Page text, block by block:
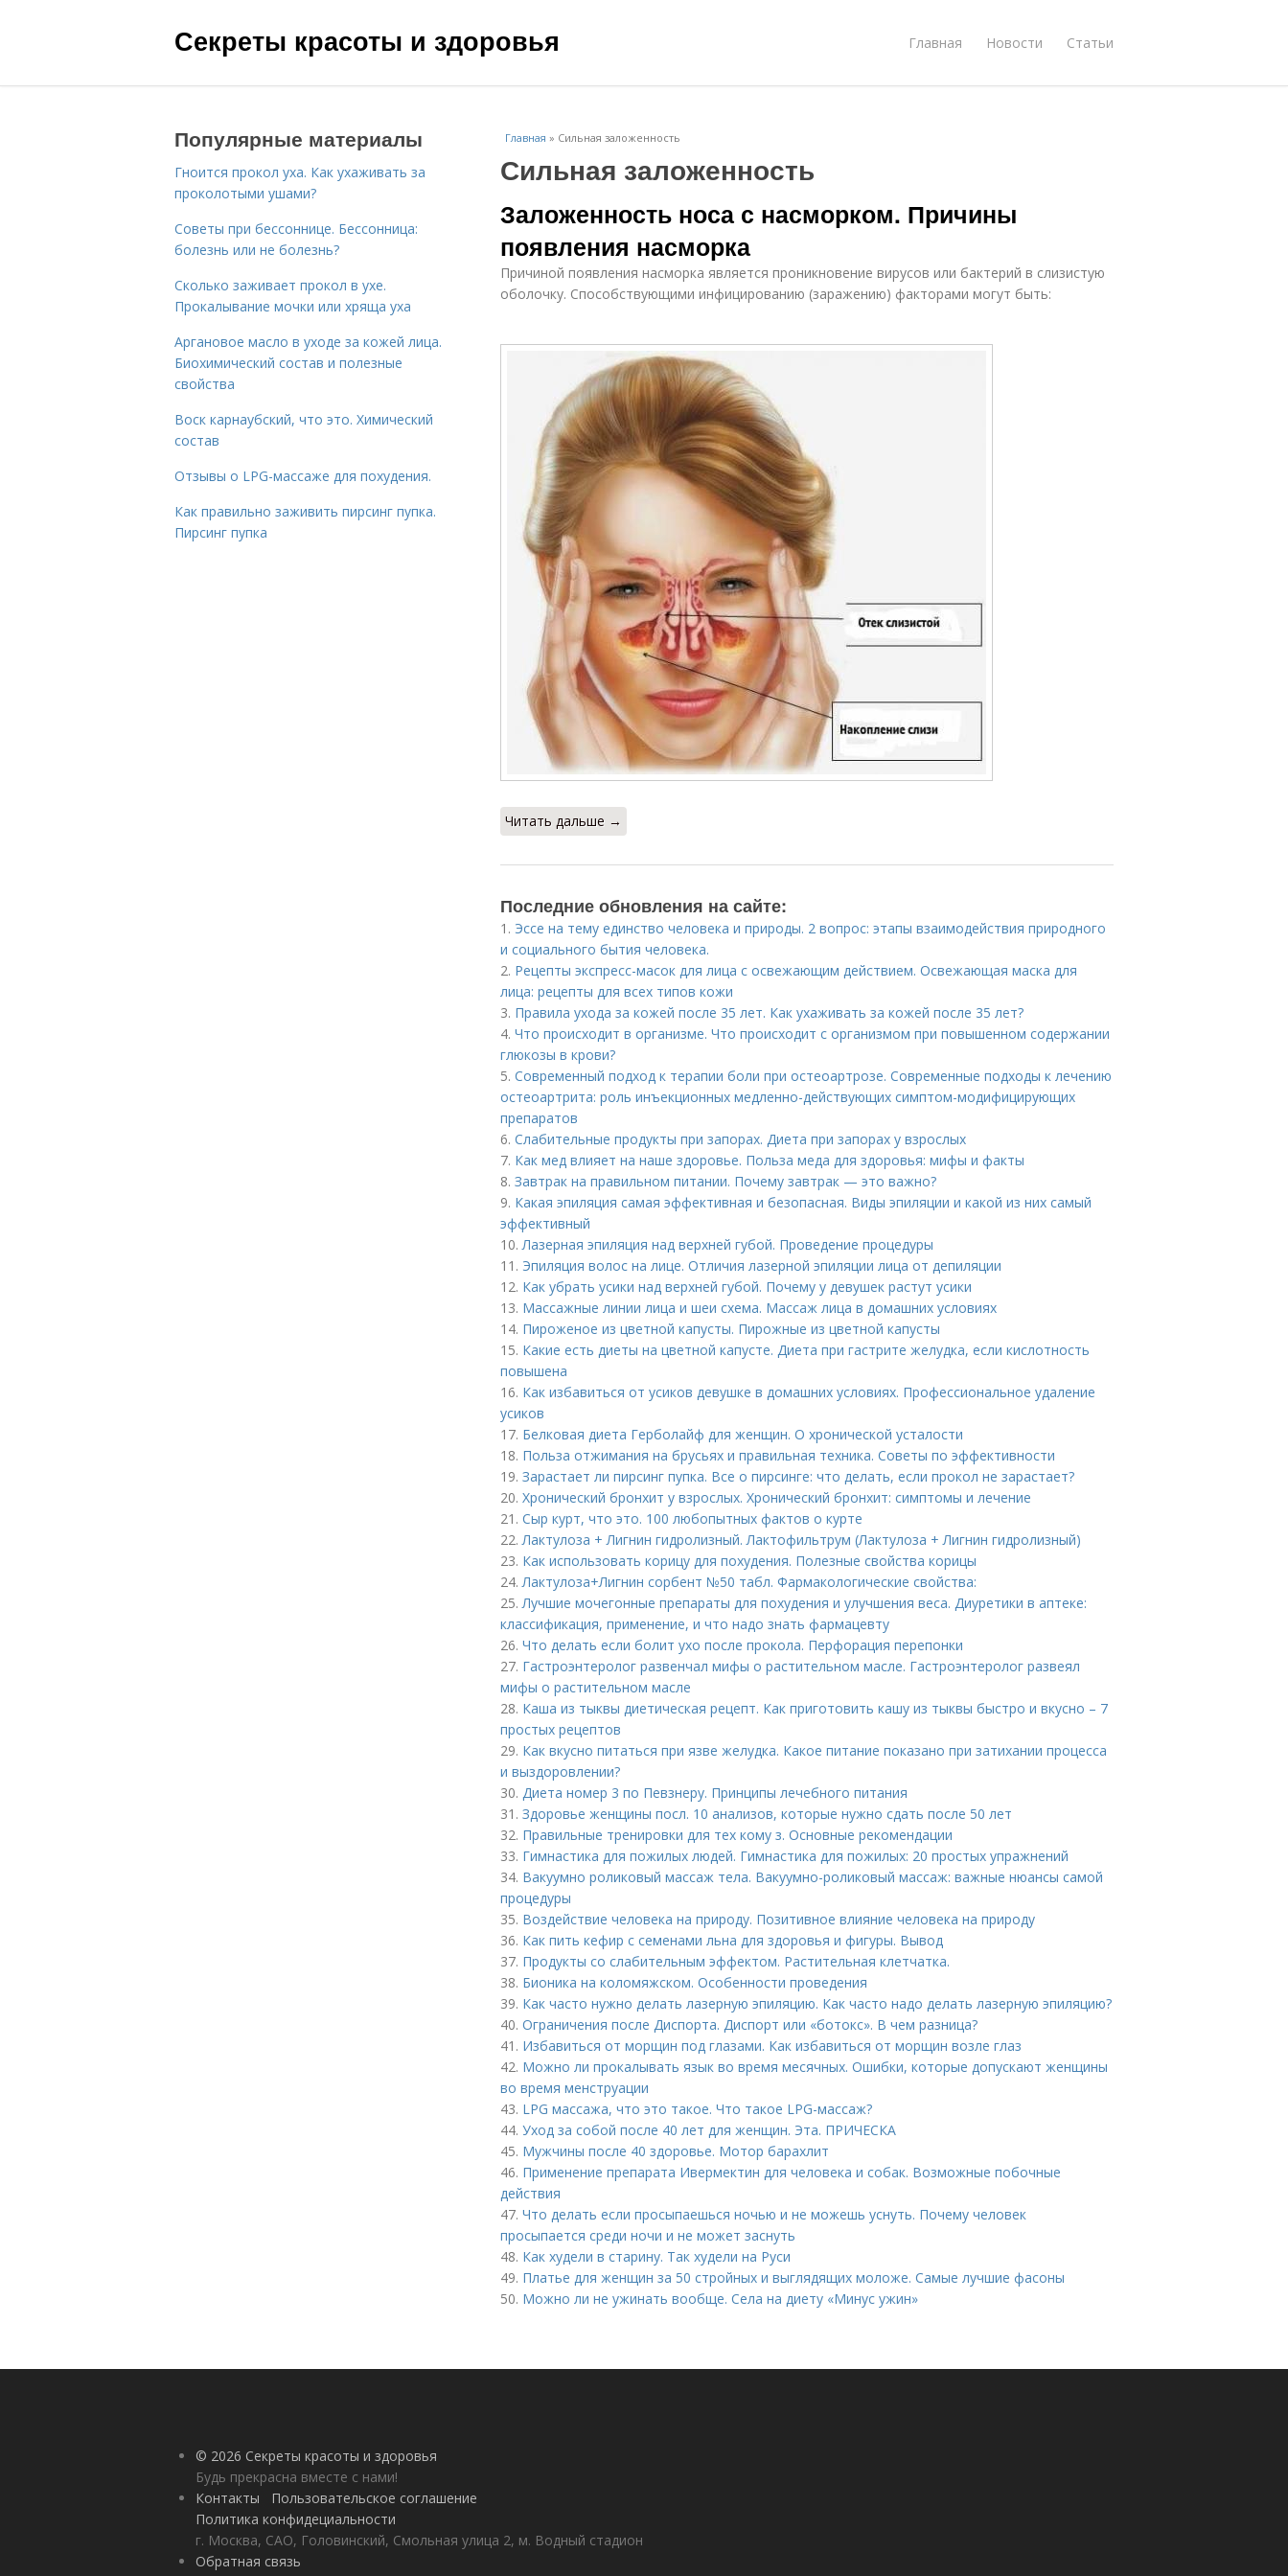
Секреты красоты и здоровья Главная Новости Статьи
Главная » Сильная заложенность
Сильная заложенность
Заложенность носа с насморком. Причины
появления насморка
Причиной появления насморка является проникновение вирусов или бактерий в слизистую
оболочку. Способствующими инфицированию (заражению) факторами могут быть:
Читать дальше →
Последние обновления на сайте:
1. Эссе на тему единство человека и природы. 2 вопрос: этапы взаимодействия природного
и социального бытия человека.
2. Рецепты экспресс-масок для лица с освежающим действием. Освежающая маска для
лица: рецепты для всех типов кожи
3. Правила ухода за кожей после 35 лет. Как ухаживать за кожей после 35 лет?
4. Что происходит в организме. Что происходит с организмом при повышенном содержании
глюкозы в крови?
5. Современный подход к терапии боли при остеоартрозе. Современные подходы к лечению
остеоартрита: роль инъекционных медленно-действующих симптом-модифицирующих
препаратов
6. Слабительные продукты при запорах. Диета при запорах у взрослых
7. Как мед влияет на наше здоровье. Польза меда для здоровья: мифы и факты
8. Завтрак на правильном питании. Почему завтрак — это важно?
9. Какая эпиляция самая эффективная и безопасная. Виды эпиляции и какой из них самый
эффективный
10.Лазерная эпиляция над верхней губой. Проведение процедуры
11. Эпиляция волос на лице. Отличия лазерной эпиляции лица от депиляции
12. Как убрать усики над верхней губой. Почему у девушек растут усики
13. Массажные линии лица и шеи схема. Массаж лица в домашних условиях
14. Пироженое из цветной капусты. Пирожные из цветной капусты
15. Какие есть диеты на цветной капусте. Диета при гастрите желудка, если кислотность
повышена
16. Как избавиться от усиков девушке в домашних условиях. Профессиональное удаление
усиков
17. Белковая диета Герболайф для женщин. О хронической усталости
18. Польза отжимания на брусьях и правильная техника. Советы по эффективности
19. Зарастает ли пирсинг пупка. Все о пирсинге: что делать, если прокол не зарастает?
20. Хронический бронхит у взрослых. Хронический бронхит: симптомы и лечение
21. Сыр курт, что это. 100 любопытных фактов о курте
22.Лактулоза + Лигнин гидролизный. Лактофильтрум (Лактулоза + Лигнин гидролизный)
23. Как использовать корицу для похудения. Полезные свойства корицы
24.Лактулоза+Лигнин сорбент №50 табл. Фармакологические свойства:
25.Лучшие мочегонные препараты для похудения и улучшения веса. Диуретики в аптеке:
классификация, применение, и что надо знать фармацевту
26. Что делать если болит ухо после прокола. Перфорация перепонки
27. Гастроэнтеролог развенчал мифы о растительном масле. Гастроэнтеролог развеял
мифы о растительном масле
28. Каша из тыквы диетическая рецепт. Как приготовить кашу из тыквы быстро и вкусно – 7
простых рецептов
29. Как вкусно питаться при язве желудка. Какое питание показано при затихании процесса
и выздоровлении?
30. Диета номер 3 по Певзнеру. Принципы лечебного питания
31. Здоровье женщины посл. 10 анализов, которые нужно сдать после 50 лет
32. Правильные тренировки для тех кому з. Основные рекомендации
33. Гимнастика для пожилых людей. Гимнастика для пожилых: 20 простых упражнений
34. Вакуумно роликовый массаж тела. Вакуумно-роликовый массаж: важные нюансы самой
процедуры
35. Воздействие человека на природу. Позитивное влияние человека на природу
36. Как пить кефир с семенами льна для здоровья и фигуры. Вывод
37. Продукты со слабительным эффектом. Растительная клетчатка.
38. Бионика на коломяжском. Особенности проведения
39. Как часто нужно делать лазерную эпиляцию. Как часто надо делать лазерную эпиляцию?
40. Ограничения после Диспорта. Диспорт или «ботокс». В чем разница?
41. Избавиться от морщин под глазами. Как избавиться от морщин возле глаз
42. Можно ли прокалывать язык во время месячных. Ошибки, которые допускают женщины
во время менструации
43. LPG массажа, что это такое. Что такое LPG-массаж?
44. Уход за собой после 40 лет для женщин. Эта. ПРИЧЕСКА
45. Мужчины после 40 здоровье. Мотор барахлит
46. Применение препарата Ивермектин для человека и собак. Возможные побочные
действия
47. Что делать если просыпаешься ночью и не можешь уснуть. Почему человек
просыпается среди ночи и не может заснуть
48. Как худели в старину. Так худели на Руси
49. Платье для женщин за 50 стройных и выглядящих моложе. Самые лучшие фасоны
50. Можно ли не ужинать вообще. Села на диету «Минус ужин»
Популярные материалы
Гноится прокол уха. Как ухаживать за
проколотыми ушами?
Советы при бессоннице. Бессонница:
болезнь или не болезнь?
Сколько заживает прокол в ухе.
Прокалывание мочки или хряща уха
Аргановое масло в уходе за кожей лица.
Биохимический состав и полезные
свойства
Воск карнаубский, что это. Химический
состав
Отзывы о LPG-массаже для похудения.
Как правильно заживить пирсинг пупка.
Пирсинг пупка
© 2026 Секреты красоты и здоровья
Будь прекрасна вместе с нами!
Контакты
Пользовательское соглашение
Политика конфидециальности
г. Москва, САО, Головинский, Смольная улица 2, м. Водный стадион
Обратная связь